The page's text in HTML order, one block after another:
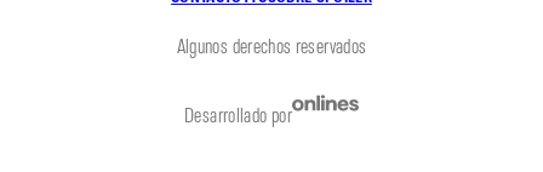
Algunos derechos reservados
Desarrollado por